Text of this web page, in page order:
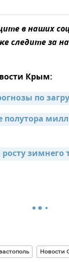
в наших
следите за
Крым:
по
зимнего
Новости